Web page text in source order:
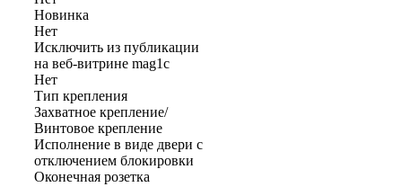
Новинка
Нет
Исключить из публикации
на веб-витрине mag1c
Нет
Тип крепления
Захватное крепление/
Винтовое крепление
Исполнение в виде двери с
отключением блокировки
Оконечная розетка